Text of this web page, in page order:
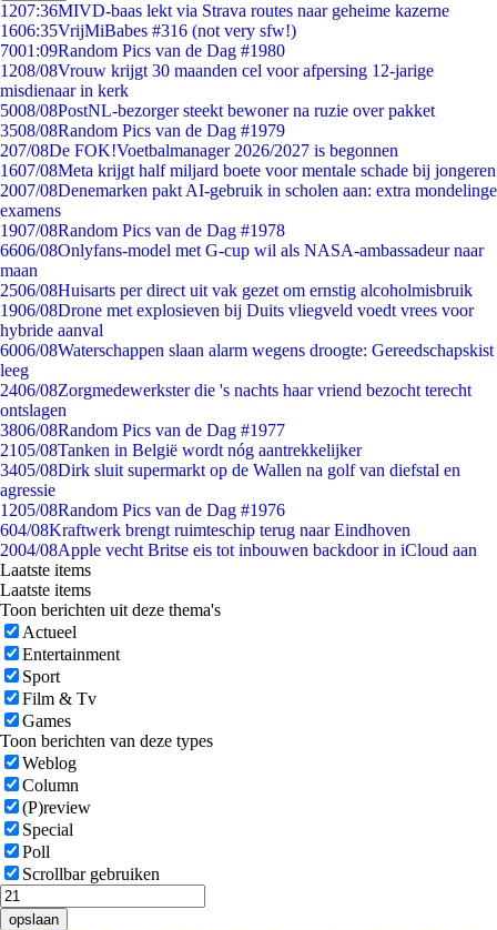
1207:36MIVD-baas lekt via Strava routes naar geheime kazerne
1606:35VrijMiBabes #316 (not very sfw!)
7001:09Random Pics van de Dag #1980
1208/08Vrouw krijgt 30 maanden cel voor afpersing 12-jarige
misdienaar in kerk
5008/08PostNL-bezorger steekt bewoner na ruzie over pakket
3508/08Random Pics van de Dag #1979
207/08De FOK!Voetbalmanager 2026/2027 is begonnen
1607/08Meta krijgt half miljard boete voor mentale schade bij jongeren
2007/08Denemarken pakt AI-gebruik in scholen aan: extra mondelinge
examens
1907/08Random Pics van de Dag #1978
6606/08Onlyfans-model met G-cup wil als NASA-ambassadeur naar
maan
2506/08Huisarts per direct uit vak gezet om ernstig alcoholmisbruik
1906/08Drone met explosieven bij Duits vliegveld voedt vrees voor
hybride aanval
6006/08Waterschappen slaan alarm wegens droogte: Gereedschapskist
leeg
2406/08Zorgmedewerkster die 's nachts haar vriend bezocht terecht
ontslagen
3806/08Random Pics van de Dag #1977
2105/08Tanken in België wordt nóg aantrekkelijker
3405/08Dirk sluit supermarkt op de Wallen na golf van diefstal en
agressie
1205/08Random Pics van de Dag #1976
604/08Kraftwerk brengt ruimteschip terug naar Eindhoven
2004/08Apple vecht Britse eis tot inbouwen backdoor in iCloud aan
Laatste items
Laatste items
Toon berichten uit deze thema's
Actueel
Entertainment
Sport
Film & Tv
Games
Toon berichten van deze types
Weblog
Column
(P)review
Special
Poll
Scrollbar gebruiken
opslaan